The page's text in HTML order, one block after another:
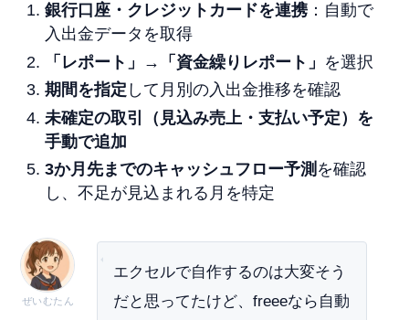
銀行口座・クレジットカードを連携 ：自動で
入出金データを取得
「レポート」→「資金繰りレポート」 を選択
期間を指定 して月別の入出金推移を確認
未確定の取引（見込み売上・支払い予定）を
手動で追加
3か月先までのキャッシュフロー予測 を確認
し、不足が見込まれる月を特定
ぜいむたん
エクセルで自作するのは大変そう
だと思ってたけど、freeeなら自動